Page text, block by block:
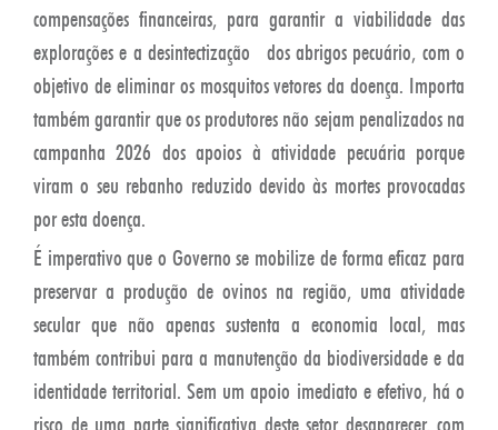
compensações financeiras, para garantir a viabilidade das
explorações e a desintectização dos abrigos pecuário, com o
objetivo de eliminar os mosquitos vetores da doença. Importa
também garantir que os produtores não sejam penalizados na
campanha 2026 dos apoios à atividade pecuária porque
viram o seu rebanho reduzido devido às mortes provocadas
por esta doença.
É imperativo que o Governo se mobilize de forma eficaz para
preservar a produção de ovinos na região, uma atividade
secular que não apenas sustenta a economia local, mas
também contribui para a manutenção da biodiversidade e da
identidade territorial. Sem um apoio imediato e efetivo, há o
risco de uma parte significativa deste setor desaparecer, com